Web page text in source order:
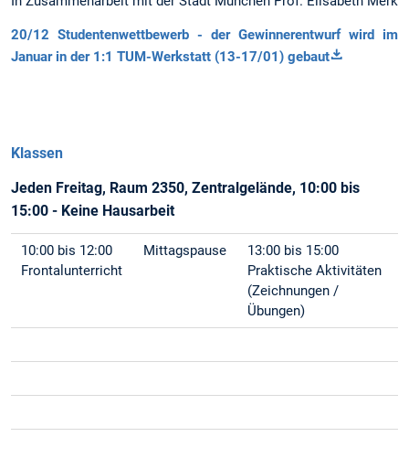
20/12 Studentenwettbewerb - der Gewinnerentwurf wird im
Januar in der 1:1 TUM-Werkstatt (13-17/01) gebaut
Klassen
Jeden Freitag, Raum 2350, Zentralgelände, 10:00 bis
15:00 - Keine Hausarbeit
10:00 bis 12:00
Frontalunterricht
Mittagspause
13:00 bis 15:00
Praktische Aktivitäten
(Zeichnungen /
Übungen)